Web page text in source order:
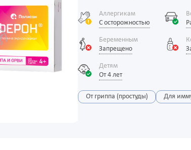
Аллергикам
С осторожностью
Беременным
Запрещено
Детям
От 4 лет
От гриппа (простуды) Для